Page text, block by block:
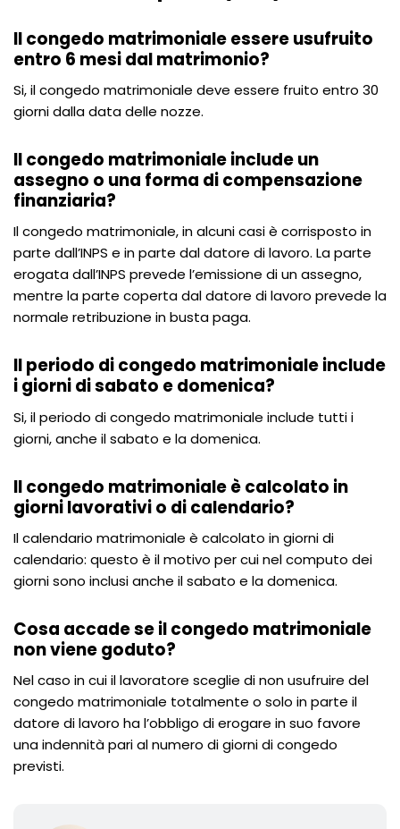
Il congedo matrimoniale essere usufruito
entro 6 mesi dal matrimonio?
Si, il congedo matrimoniale deve essere fruito entro 30
giorni dalla data delle nozze.
Il congedo matrimoniale include un
assegno o una forma di compensazione
finanziaria?
Il congedo matrimoniale, in alcuni casi è corrisposto in
parte dall’INPS e in parte dal datore di lavoro. La parte
erogata dall’INPS prevede l’emissione di un assegno,
mentre la parte coperta dal datore di lavoro prevede la
normale retribuzione in busta paga.
Il periodo di congedo matrimoniale include
i giorni di sabato e domenica?
Si, il periodo di congedo matrimoniale include tutti i
giorni, anche il sabato e la domenica.
Il congedo matrimoniale è calcolato in
giorni lavorativi o di calendario?
Il calendario matrimoniale è calcolato in giorni di
calendario: questo è il motivo per cui nel computo dei
giorni sono inclusi anche il sabato e la domenica.
Cosa accade se il congedo matrimoniale
non viene goduto?
Nel caso in cui il lavoratore sceglie di non usufruire del
congedo matrimoniale totalmente o solo in parte il
datore di lavoro ha l’obbligo di erogare in suo favore
una indennità pari al numero di giorni di congedo
previsti.